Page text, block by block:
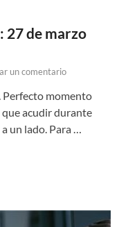
27 de marzo
un comentario
Perfecto momento
que acudir durante
un lado. Para …